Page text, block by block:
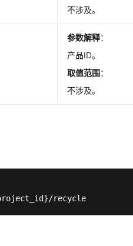
不涉及。
参数解释：
产品ID。
取值范围：
不涉及。
recycle